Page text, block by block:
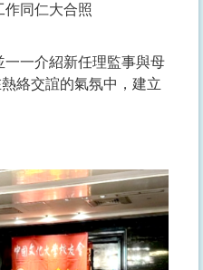
同仁大合照
一介紹新任理監事與母
絡交誼的氣氛中，建立